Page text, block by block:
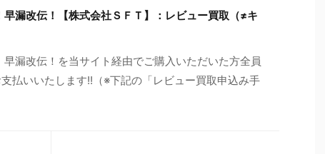
早漏改伝！【株式会社ＳＦＴ】：レビュー買取（≠キ
早漏改伝！を当サイト経由でご購入いただいた方全員
払いいたします!!（※下記の「レビュー買取申込み手